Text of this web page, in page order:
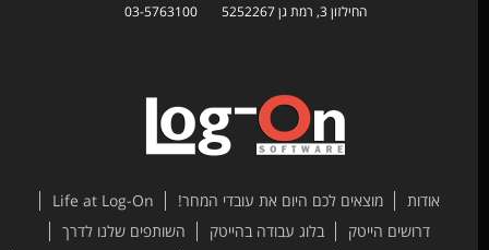
החילזון 3, רמת גן 5252267 03-5763100
אודות מוצאים לכם היום את עובדי המחר!
Life at Log-On
דרושים הייטק
בלוג עבודה בהייטק
השותפים שלנו לדרך